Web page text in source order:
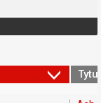
Tytuł